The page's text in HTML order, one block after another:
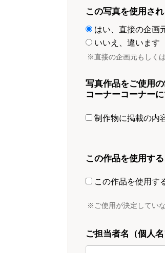
この写真を使用さ
はい、直接の企画
いいえ、違います
※直接の企画元もしく
写真作品をご使用
コーナーコーナー
制作物に掲載の内
この作品を使用す
この作品を使用す
※ご使用が決定してい
ご担当者名（個人名